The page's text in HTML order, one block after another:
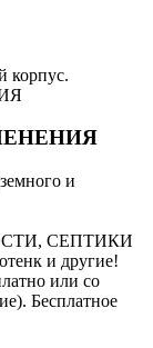
корпус.
и
СЕПТИКИ
и другие!
или со
Бесплатное